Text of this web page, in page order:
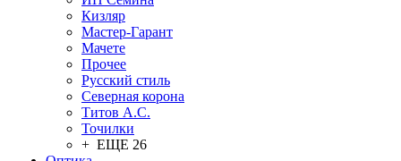
Кизляр
Мастер-Гарант
Мачете
Прочее
Русский стиль
Северная корона
Титов А.С.
Точилки
+ ЕЩЕ 26